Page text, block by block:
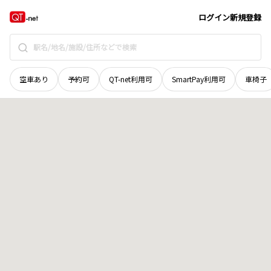
ログイン新規登録
空車あり 予約可 QT-net利用可 SmartPay利用可 車椅子
香川県